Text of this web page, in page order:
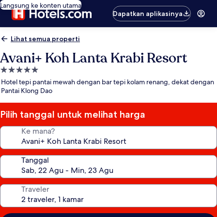
Langsung ke konten utama
Dapatkan aplikasinya
Lihat semua properti
Avani+ Koh Lanta Krabi Resort
Properti
bintang
5.0
Hotel tepi pantai mewah dengan bar tepi kolam renang, dekat dengan
Pantai Klong Dao
Pilih tanggal untuk melihat harga
Ke mana?
Tanggal
Traveler